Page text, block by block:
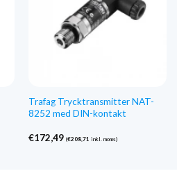
Trafag Trycktransmitter NAT-
8252 med DIN-kontakt
€172,49 (€208,71 inkl. moms)